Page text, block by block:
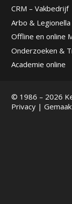
CRM – Vakbedrijf
Arbo & Legionella
Offline en online
Onderzoeken &
Academie online
© 1986 – 2026
Privacy|